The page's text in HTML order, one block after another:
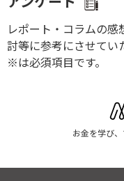
レポート・コラムの
討等に参考にさせてい
※は必須項目です。
お金を学び